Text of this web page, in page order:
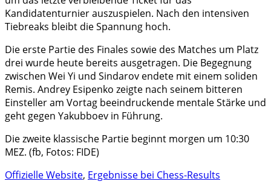
Kandidatenturnier auszuspielen. Nach den intensiven
Tiebreaks bleibt die Spannung hoch.
Die erste Partie des Finales sowie des Matches um Platz
drei wurde heute bereits ausgetragen. Die Begegnung
zwischen Wei Yi und Sindarov endete mit einem soliden
Remis. Andrey Esipenko zeigte nach seinem bitteren
Einsteller am Vortag beeindruckende mentale Stärke und
geht gegen Yakubboev in Führung.
Die zweite klassische Partie beginnt morgen um 10:30
MEZ. (fb, Fotos: FIDE)
Offizielle Website, Ergebnisse bei Chess-Results